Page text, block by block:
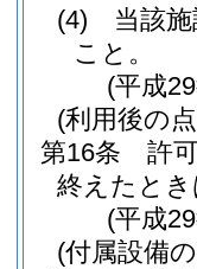
(4)
当該
こと。
(平成
(利用後の
第16条
許
終えたと
(平成
(付属設備